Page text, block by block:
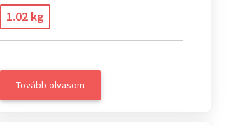
1.02 kg
Tovább olvasom